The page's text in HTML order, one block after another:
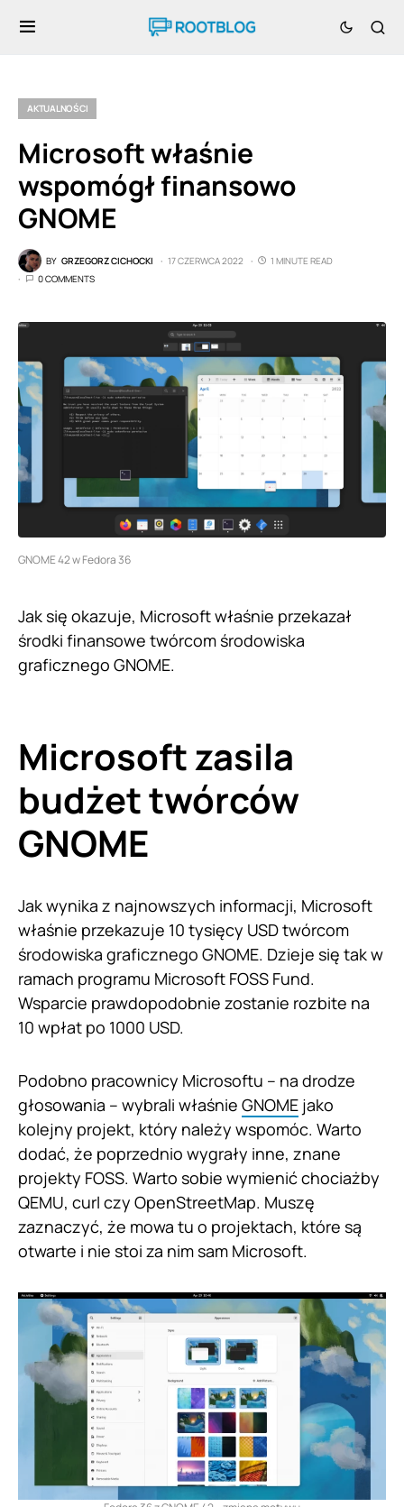
AKTUALNOŚCI
Microsoft właśnie
wspomógł finansowo
GNOME
BY GRZEGORZ CICHOCKI 17 CZERWCA 2022
1 MINUTE READ
0 COMMENTS
GNOME 42 w Fedora 36
Jak się okazuje, Microsoft właśnie przekazał
środki finansowe twórcom środowiska
graficznego GNOME.
Microsoft zasila
budżet twórców
GNOME
Jak wynika z najnowszych informacji, Microsoft
właśnie przekazuje 10 tysięcy USD twórcom
środowiska graficznego GNOME. Dzieje się tak w
ramach programu Microsoft FOSS Fund.
Wsparcie prawdopodobnie zostanie rozbite na
10 wpłat po 1000 USD.
Podobno pracownicy Microsoftu – na drodze
głosowania – wybrali właśnie GNOME jako
kolejny projekt, który należy wspomóc. Warto
dodać, że poprzednio wygrały inne, znane
projekty FOSS. Warto sobie wymienić chociażby
QEMU, curl czy OpenStreetMap. Muszę
zaznaczyć, że mowa tu o projektach, które są
otwarte i nie stoi za nim sam Microsoft.